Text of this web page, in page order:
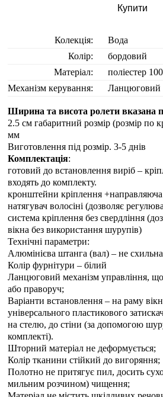
Купити
Колекція:
Вода
Колір:
бордовий
Матеріал:
поліестер
Механізм керування:
Ланцюговий
Ширина та висота ролети вказана
2.5 см габаритний розмір (розмір по
мм
Виготовлення під розмір. 3-5 днiв
Комплектація:
готовий до встановлення виріб –
входять до комплекту.
кронштейни кріплення +направляюча
натягувач волосіні (дозволяє
система кріплення без свердління
вікна без використання шурупів)
Технічні параметри:
Алюмінієва штанга (вал) – не схильна
Колір фурнітури – білий
Ланцюговий механізм управління, що
або праворуч;
Варіанти встановлення – на раму
універсального пластикового
на стелю, до стіни (за допомогою
комплекті).
Шторний матеріал не деформується;
Колір тканини стійкий до вигоряння;
Полотно не притягує пил, досить
мильним розчином) чищення;